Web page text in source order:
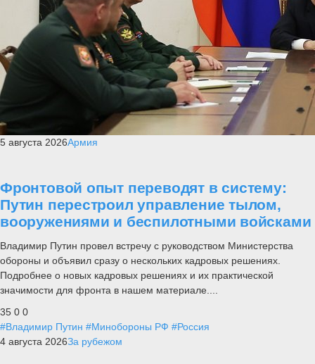
5 августа 2026Армия
Фронтовой опыт переводят в систему:
Путин перестроил управление тылом,
вооружениями и беспилотными войсками
Владимир Путин провел встречу с руководством Министерства
обороны и объявил сразу о нескольких кадровых решениях.
Подробнее о новых кадровых решениях и их практической
значимости для фронта в нашем материале....
35 0 0
#Владимир Путин #Минобороны РФ #Россия
4 августа 2026За рубежом